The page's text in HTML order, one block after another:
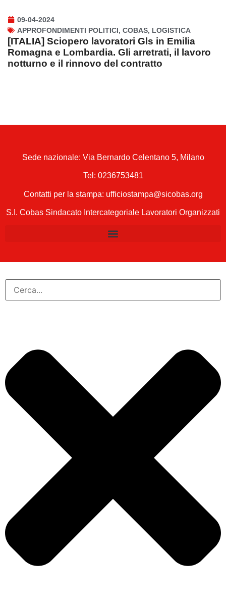
09-04-2024
APPROFONDIMENTI POLITICI, COBAS, LOGISTICA
[ITALIA] Sciopero lavoratori Gls in Emilia
Romagna e Lombardia. Gli arretrati, il lavoro
notturno e il rinnovo del contratto
Sede nazionale: Via Bernardo Celentano 5, Milano
Tel: 0236753481
Contatti per la stampa: ufficiostampa@sicobas.org
S.I. Cobas Sindacato Intercategoriale Lavoratori Organizzati